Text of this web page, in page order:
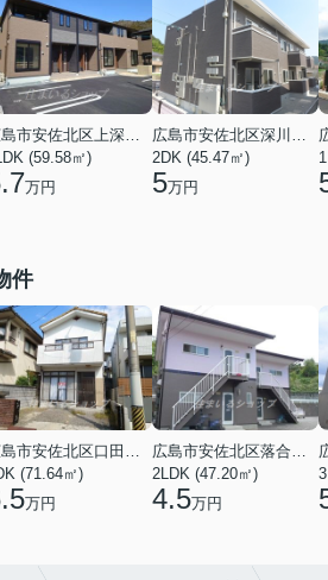
(59.58㎡)
万円
2DK (45.47㎡)
5万円
件
(71.64㎡)
万円
2LDK (47.20㎡)
4.5万円